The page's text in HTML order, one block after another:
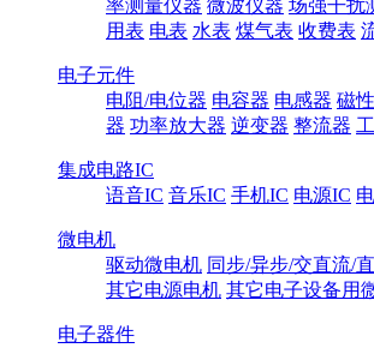
率测量仪器 微波仪器 场强干扰
用表 电表 水表 煤气表 收费表
电子元件
电阻/电位器 电容器 电感器 磁
器 功率放大器 逆变器 整流器
集成电路IC
语音IC 音乐IC 手机IC 电源IC
微电机
驱动微电机 同步/异步/交直流/
其它电源电机 其它电子设备用
电子器件